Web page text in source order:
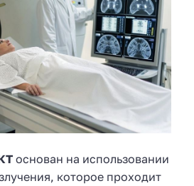
основан на использовании
которое проходит